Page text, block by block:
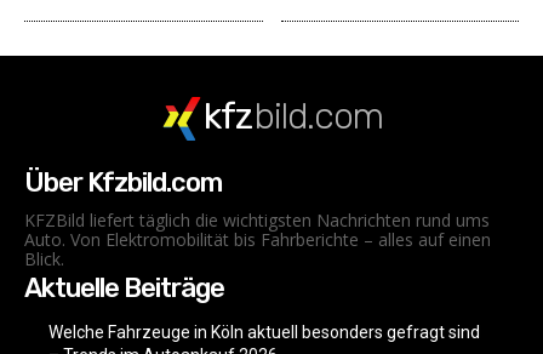
kfzbild.com
Über Kfzbild.com
KFZBild liefert täglich die wichtigsten Nachrichten rund ums
Auto. Von Elektromobilität bis Fahrberichte – alles auf einen
Blick.
Aktuelle Beiträge
Welche Fahrzeuge in Köln aktuell besonders gefragt sind